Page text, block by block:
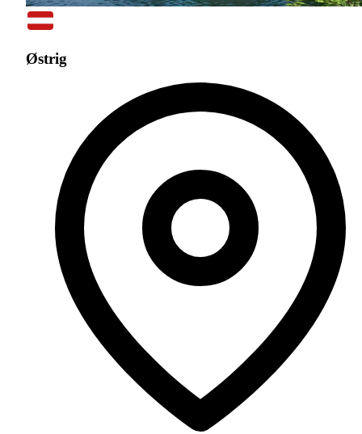
Østrig